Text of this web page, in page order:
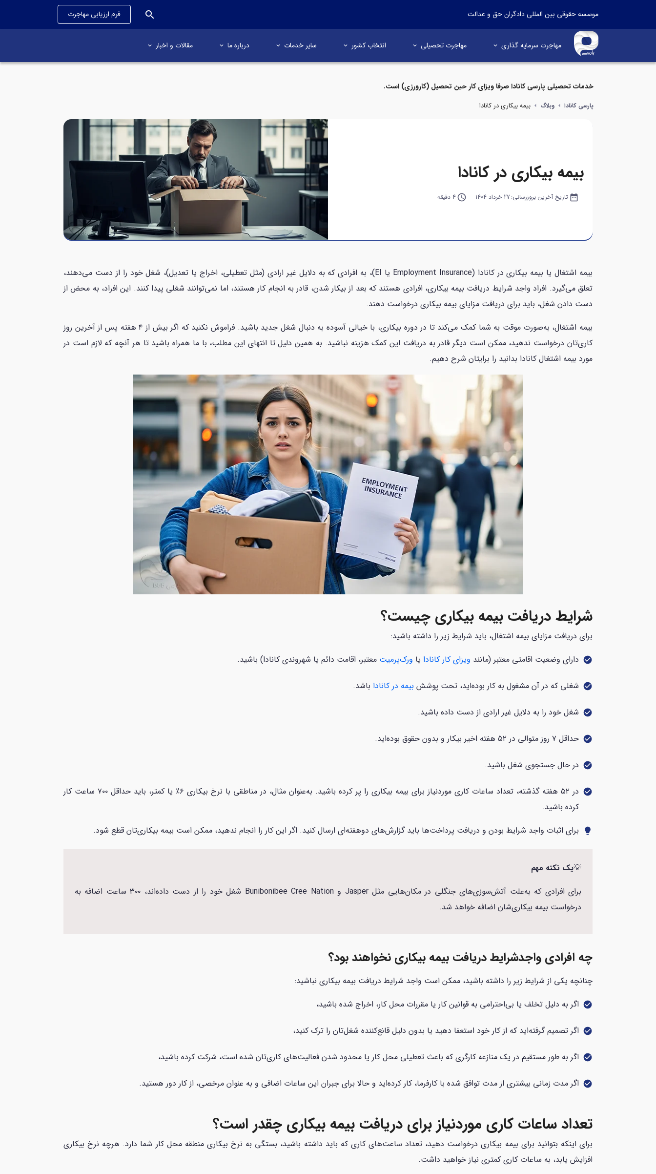
موسسه حقوقی بین المللی دادگران حق و عدالت فرم ارزیابی مهاجرت search
مهاجرت سرمایه گذاری مهاجرت تحصیلی انتخاب کشور سایر خدمات درباره ما مقالات و اخبار
خدمات تحصیلی پارسی کانادا صرفا ویزای کار حین تحصیل (کارورزی) است.
پارسی کانادا وبلاگ بیمه بیکاری در کانادا
بیمه بیکاری در کانادا
date_range تاریخ آخرین بروزرسانی: 27 خرداد 1404 query_builder4 دقیقه
بیمه اشتغال یا بیمه بیکاری در کانادا (Employment Insurance یا EI)، به افرادی که به دلایل غیر ارادی (مثل تعطیلی، اخراج یا تعدیل‌)، شغل خود را از دست می‌دهند،
تعلق می‌گیرد. افراد واجد شرایط دریافت بیمه بیکاری، افرادی هستند که بعد از بیکار شدن، قادر به انجام کار هستند، اما نمی‌توانند شغلی پیدا کنند. این افراد، به محض از
دست دادن شغل، باید برای دریافت مزایای بیمه بیکاری درخواست دهند.
بیمه اشتغال، به‌صورت موقت به شما کمک می‌کند تا در دوره بیکاری، با خیالی آسوده به دنبال شغل جدید باشید. فراموش نکنید که اگر بیش از ۴ هفته پس از آخرین روز
کاری‌تان درخواست ندهید، ممکن است دیگر قادر به دریافت این کمک هزینه نباشید. به همین دلیل تا انتهای این مطلب، با ما همراه باشید تا هر آنچه که لازم است در
مورد بیمه اشتغال کانادا بدانید را برایتان شرح دهیم.
شرایط دریافت بیمه بیکاری چیست؟
برای دریافت مزایای بیمه اشتغال، باید شرایط زیر را داشته باشید:
check_circle دارای وضعیت اقامتی معتبر (مانند ویزای کار کانادا یا ورک‌پرمیت معتبر، اقامت دائم یا شهروندی کانادا) باشید.
check_circle شغلی که در آن مشغول به کار بوده‌اید، تحت پوشش بیمه در کانادا باشد.
check_circle شغل خود را به دلایل غیر ارادی از دست داده باشید.
check_circle حداقل ۷ روز متوالی در ۵۲ هفته اخیر بیکار و بدون حقوق بوده‌اید.
check_circle در حال جستجوی شغل باشید.
check_circle
در ۵۲ هفته گذشته، تعداد ساعات کاری موردنیاز برای بیمه بیکاری را پر کرده باشید. به‌عنوان مثال، در مناطقی با نرخ بیکاری ۶٪ یا کمتر، باید حداقل ۷۰۰ ساعت کار
کرده باشید.
lightbulb برای اثبات واجد شرایط بودن و دریافت پرداخت‌ها باید گزارش‌های دوهفته‌ای ارسال کنید. اگر این کار را انجام ندهید، ممکن است بیمه بیکاری‌تان قطع شود.
💡یک نکته مهم
برای افرادی که به‌علت آتش‌سوزی‌های جنگلی در مکان‌هایی مثل Jasper و Bunibonibee Cree Nation شغل خود را از دست داده‌اند، ۳۰۰ ساعت اضافه به
درخواست بیمه بیکاری‌شان اضافه خواهد شد.
چه افرادی واجدشرایط دریافت بیمه بیکاری نخواهند بود؟
چنانچه یکی از شرایط زیر را داشته باشید، ممکن است واجد شرایط دریافت بیمه بیکاری نباشید:
check_circle اگر به دلیل تخلف یا بی‌احترامی به قوانین کار یا مقررات محل کار، اخراج شده باشید،
check_circle اگر تصمیم گرفته‌اید که از کار خود استعفا دهید یا بدون دلیل قانع‌کننده شغل‌تان را ترک کنید،
check_circle اگر به طور مستقیم در یک منازعه کارگری که باعث تعطیلی محل کار یا محدود شدن فعالیت‌های کاری‌تان شده است، شرکت کرده باشید،
check_circle اگر مدت زمانی بیشتری از مدت توافق شده با کارفرما، کار کرده‌اید و حالا برای جبران این ساعات اضافی و به عنوان مرخصی، از کار دور هستید.
تعداد ساعات کاری موردنیاز برای دریافت بیمه بیکاری چقدر است؟
برای اینکه بتوانید برای بیمه بیکاری درخواست دهید، تعداد ساعت‌های کاری که باید داشته باشید، بستگی به نرخ بیکاری منطقه محل کار شما دارد. هرچه نرخ بیکاری
افزایش یابد، به ساعات کاری کمتری نیاز خواهید داشت.